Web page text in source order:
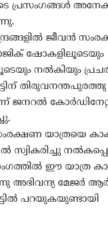
പ്രസംഗങ്ങൾ
ജീവൻ
ഷോകളിലൂടെയും
നൽകിയും
ജനറൽ
യാത്രയെ
ഈ യാത്ര
മേജർ
പറയുകയുണ്ടായി